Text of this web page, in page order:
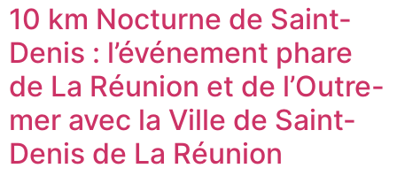
10 km Nocturne de Saint-
Denis : l’événement phare
de La Réunion et de l’Outre-
mer avec la Ville de Saint-
Denis de La Réunion